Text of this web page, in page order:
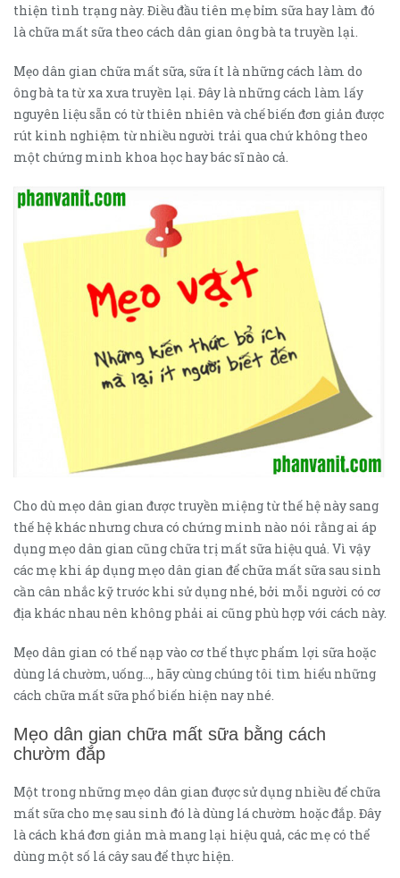
thiện tình trạng này. Điều đầu tiên mẹ bỉm sữa hay làm đó
là chữa mất sữa theo cách dân gian ông bà ta truyền lại.
Mẹo dân gian chữa mất sữa, sữa ít là những cách làm do
ông bà ta từ xa xưa truyền lại. Đây là những cách làm lấy
nguyên liệu sẵn có từ thiên nhiên và chế biến đơn giản được
rút kinh nghiệm từ nhiều người trải qua chứ không theo
một chứng minh khoa học hay bác sĩ nào cả.
Cho dù mẹo dân gian được truyền miệng từ thế hệ này sang
thế hệ khác nhưng chưa có chứng minh nào nói rằng ai áp
dụng mẹo dân gian cũng chữa trị mất sữa hiệu quả. Vì vậy
các mẹ khi áp dụng mẹo dân gian để chữa mất sữa sau sinh
cần cân nhắc kỹ trước khi sử dụng nhé, bởi mỗi người có cơ
địa khác nhau nên không phải ai cũng phù hợp với cách này.
Mẹo dân gian có thể nạp vào cơ thể thực phẩm lợi sữa hoặc
dùng lá chườm, uống…, hãy cùng chúng tôi tìm hiểu những
cách chữa mất sữa phổ biến hiện nay nhé.
Mẹo dân gian chữa mất sữa bằng cách
chườm đắp
Một trong những mẹo dân gian được sử dụng nhiều để chữa
mất sữa cho mẹ sau sinh đó là dùng lá chườm hoặc đắp. Đây
là cách khá đơn giản mà mang lại hiệu quả, các mẹ có thể
dùng một số lá cây sau để thực hiện.